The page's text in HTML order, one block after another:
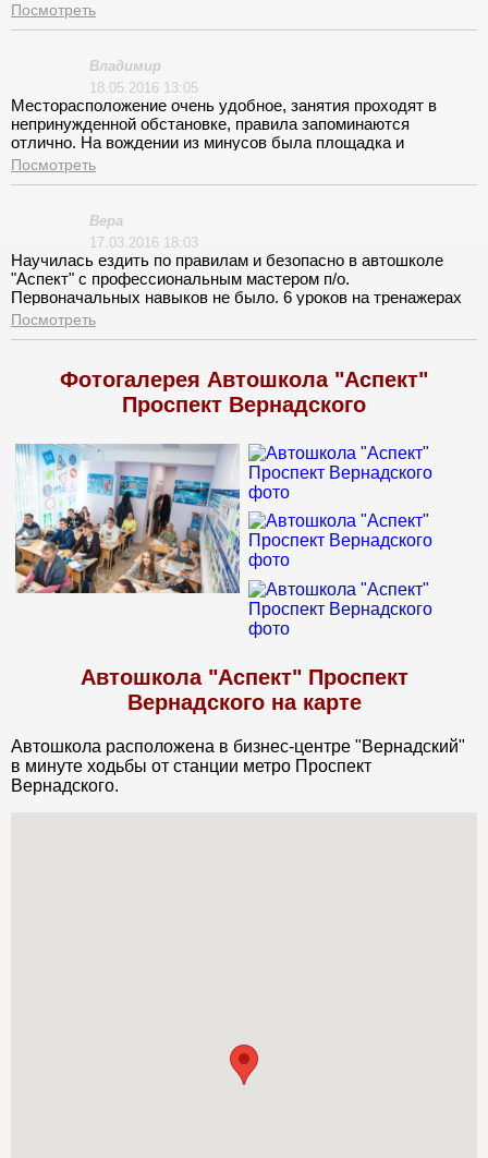
инструктор их отработал с большим энтузиазмом, если бы
так сразу.
Посмотреть
Владимир
18.05.2016 13:05
Месторасположение очень удобное, занятия проходят в
непринужденной обстановке, правила запоминаются
отлично. На вождении из минусов была площадка и
совершенная неорганизованность моего инструктора.
Посмотреть
Вера
17.03.2016 18:03
Научилась ездить по правилам и безопасно в автошколе
"Аспект" с профессиональным мастером п/о.
Первоначальных навыков не было. 6 уроков на тренажерах
сыграли решающую роль вначале. Страхи ушли и на
площадке с наставников чувствовала себя уже свободнее.
выдержкой и тактом объездили несколько раз по
экзаменационному маршруту. Результат налицо.
Посмотреть
Фотогалерея Автошкола "Аспект"
Проспект Вернадского
Автошкола "Аспект" Проспект
Вернадского на карте
Автошкола расположена в бизнес-центре "Вернадский"
в минуте ходьбы от станции метро Проспект
Вернадского.